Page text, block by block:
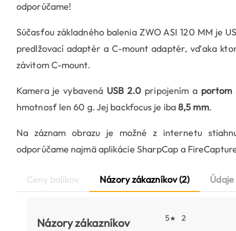
odporúčame!
Súčasťou základného balenia ZWO ASI 120 MM je
predlžovací adaptér a C-mount adaptér, vďaka
závitom C-mount.
Kamera je vybavená USB 2.0 pripojením a portom
hmotnosť len 60 g. Jej backfocus je iba8,5 mm.
Na záznam obrazu je možné z internetu
odporúčame najmä aplikácie SharpCap a
Ceny balíkov Názory zákazníkov (2)
Názory zákazníkov 5★
2